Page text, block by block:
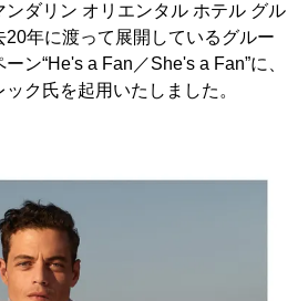
ンダリン オリエンタル ホテル グル
年に渡って展開しているグルー
ン“He's a Fan／She's a Fan”に、
ク氏を起用いたしました。